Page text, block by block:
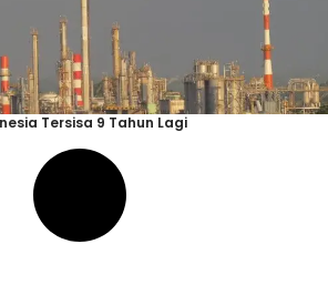
Tersisa 9 Tahun Lagi